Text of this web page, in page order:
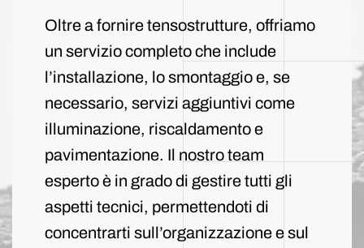
Oltre a fornire tensostrutture, offriamo
un servizio completo che include
l’installazione, lo smontaggio e, se
necessario, servizi aggiuntivi come
illuminazione, riscaldamento e
pavimentazione. Il nostro team
esperto è in grado di gestire tutti gli
aspetti tecnici, permettendoti di
concentrarti sull’organizzazione e sul